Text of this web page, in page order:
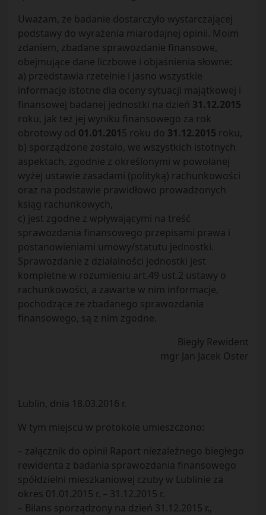
Uważam, że badanie dostarczyło wystarczającej
podstawy do wyrażenia miarodajnej opinii. Moim
zdaniem, zbadane sprawozdanie finansowe,
obejmujące dane liczbowe i objaśnienia słowne:
a) przedstawia rzetelnie i jasno wszystkie
informacje istotne dla oceny sytuacji majątkowej i
finansowej badanej jednostki na dzień 31.12.2015
roku, jak też jej wyniku finansowego za rok
obrotowy od 01.01.201 5 roku do 31.12.2015 roku,
b) sporządzone zostało, we wszystkich istotnych
aspektach, zgodnie z określonymi w powołanej
wyżej ustawie zasadami (polityką) rachunkowości
oraz na podstawie prawidłowo prowadzonych
ksiąg rachunkowych,
c) jest zgodne z wpływającymi na treść
sprawozdania finansowego przepisami prawa i
postanowieniami umowy/statutu jednostki.
Sprawozdanie z działalności jednostki jest
kompletne w rozumieniu art.49 ust.2 ustawy o
rachunkowości, a zawarte w nim informacje,
pochodzące ze zbadanego sprawozdania
finansowego, są z nim zgodne.
Biegły Rewident
mgr Jan Jacek Oster
Lublin, dnia 18.03.2016 r.
W tym miejscu w protokole umieszczono:
– załącznik do opinii Raport niezależnego biegłego
rewidenta z badania sprawozdania finansowego
spółdzielni mieszkaniowej czuby w Lublinie za
okres 01.01.2015 r. – 31.12.2015 r.
– Bilans sporządzony na dzień 31.12.2015 r.,